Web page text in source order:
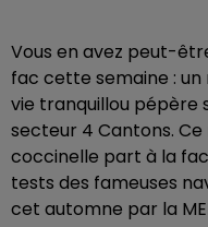
Vous en avez peut-
fac cette semaine : un
vie tranquillou pépère
secteur 4 Cantons. Ce
coccinelle part à la
tests des fameuses
cet automne par la